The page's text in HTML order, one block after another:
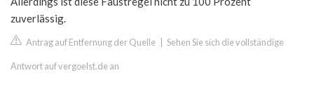
zuverlässig.
Antrag auf Entfernung der Quelle Sehen Sie sich die vollständige
Antwort auf vergoelst.de an